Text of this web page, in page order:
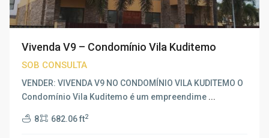
Vivenda V9 – Condomínio Vila Kuditemo
SOB CONSULTA
VENDER: VIVENDA V9 NO CONDOMÍNIO VILA KUDITEMO O
Condomínio Vila Kuditemo é um empreendime ...
8 682.06 ft2